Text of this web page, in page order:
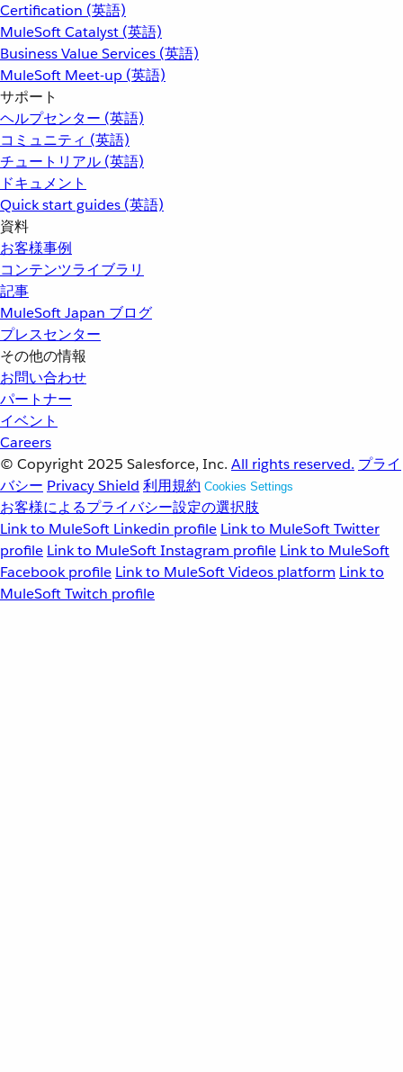
Certification (英語)
MuleSoft Catalyst (英語)
Business Value Services (英語)
MuleSoft Meet-up (英語)
サポート
ヘルプセンター (英語)
コミュニティ (英語)
チュートリアル (英語)
ドキュメント
Quick start guides (英語)
資料
お客様事例
コンテンツライブラリ
記事
MuleSoft Japan ブログ
プレスセンター
その他の情報
お問い合わせ
パートナー
イベント
Careers
© Copyright 2025 Salesforce, Inc. All rights reserved. プライ
バシー Privacy Shield 利用規約 Cookies Settings
お客様によるプライバシー設定の選択肢
Link to MuleSoft Linkedin profile Link to MuleSoft Twitter
profile Link to MuleSoft Instagram profile Link to MuleSoft
Facebook profile Link to MuleSoft Videos platform Link to
MuleSoft Twitch profile